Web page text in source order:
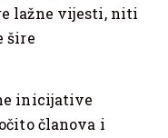
lažne vijesti, niti
šire
inicijative
članova i